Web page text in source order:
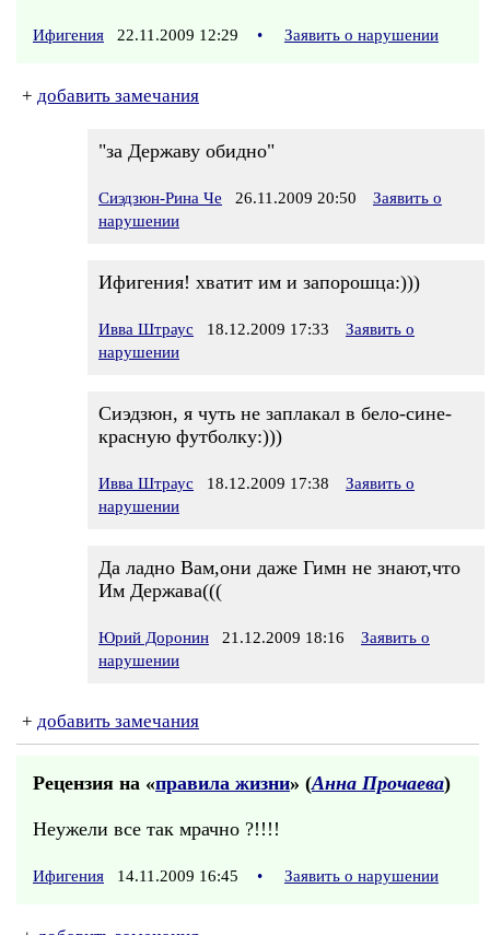
Ифигения 22.11.2009 12:29 • Заявить о нарушении
+ добавить замечания
"за Державу обидно"
Сиэдзюн-Рина Че 26.11.2009 20:50
Заявить о
нарушении
Ифигения! хватит им и запорошца:)))
Ивва Штраус 18.12.2009 17:33
Заявить о
нарушении
Сиэдзюн, я чуть не заплакал в бело-сине-
красную футболку:)))
Ивва Штраус 18.12.2009 17:38
Заявить о
нарушении
Да ладно Вам,они даже Гимн не знают,что
Им Держава(((
Юрий Доронин 21.12.2009 18:16
Заявить о
нарушении
+ добавить замечания
Рецензия на «правила жизни» (Анна Прочаева)
Неужели все так мрачно ?!!!!
Ифигения 14.11.2009 16:45 • Заявить о нарушении